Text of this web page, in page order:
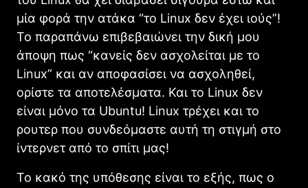
μία φορά την ατάκα “το Linux δεν έχει ιούς”!
Το παραπάνω επιβεβαιώνει την δική μου
άποψη πως “κανείς δεν ασχολείται με το
Linux” και αν αποφασίσει να ασχοληθεί,
ορίστε τα αποτελέσματα. Και το Linux δεν
είναι μόνο τα Ubuntu! Linux τρέχει και το
ρουτερ που συνδεόμαστε αυτή τη στιγμή στο
ίντερνετ από το σπίτι μας!
Το κακό της υπόθεσης είναι το εξής, πως ο